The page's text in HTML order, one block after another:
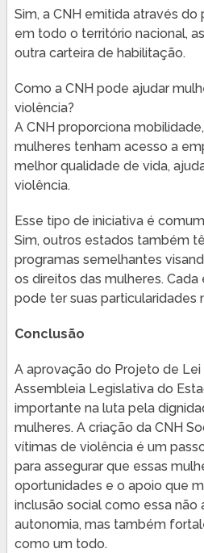
Sim, a CNH emitida através
em todo o território nacional,
outra carteira de habilitação.
Como a CNH pode ajudar
violência?
A CNH proporciona
mulheres tenham acesso a
melhor qualidade de vida,
violência.
Esse tipo de iniciativa é
Sim, outros estados também
programas semelhantes
os direitos das mulheres.
pode ter suas particularidades
Conclusão
A aprovação do Projeto de Lei
Assembleia Legislativa do
importante na luta pela
mulheres. A criação da CNH
vítimas de violência é um
para assegurar que essas
oportunidades e o apoio que
inclusão social como essa
autonomia, mas também
como um todo.